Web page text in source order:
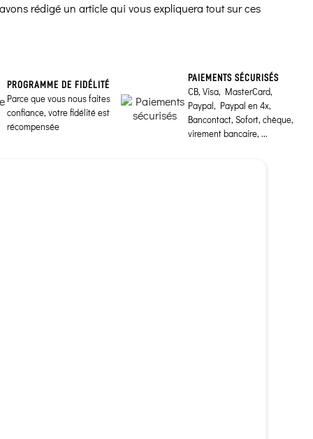
rédigé un article qui vous expliquera tout sur ces
PROGRAMME DE FIDÉLITÉ
Parce que vous nous faites
confiance, votre fidélité est
récompensée
PAIEMENTS SÉCURISÉS
CB, Visa, MasterCard,
Paypal, Paypal en 4x,
Bancontact, Sofort, chèque,
virement bancaire, ...